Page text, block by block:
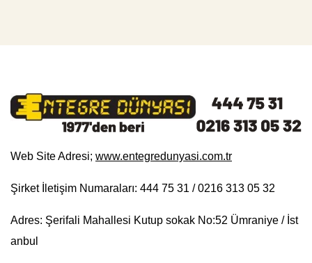
Web Site Adresi; www.entegredunyasi.com.tr
Şirket İletişim Numaraları: 444 75 31 / 0216 313 05 32
Adres: Şerifali Mahallesi Kutup sokak No:52 Ümraniye / İst
anbul